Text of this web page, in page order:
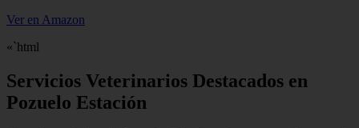
Ver en Amazon
«`html
Servicios Veterinarios Destacados en
Pozuelo Estación